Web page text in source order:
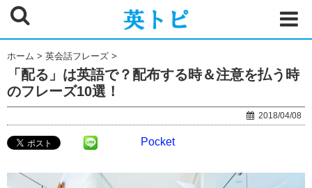
ホーム > 英会話フレーズ >
「配る」は英語で？配布する時＆注意を払う時
のフレーズ10選！
2018/04/08
Pocket